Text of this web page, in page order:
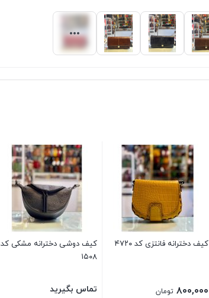
کیف دخترانه فانتزی کد ۴۷۲۰
۸۰۰,۰۰۰ تومان
کیف دوشی دخترانه مشکی کد
۱۵۰۸
تماس بگیرید